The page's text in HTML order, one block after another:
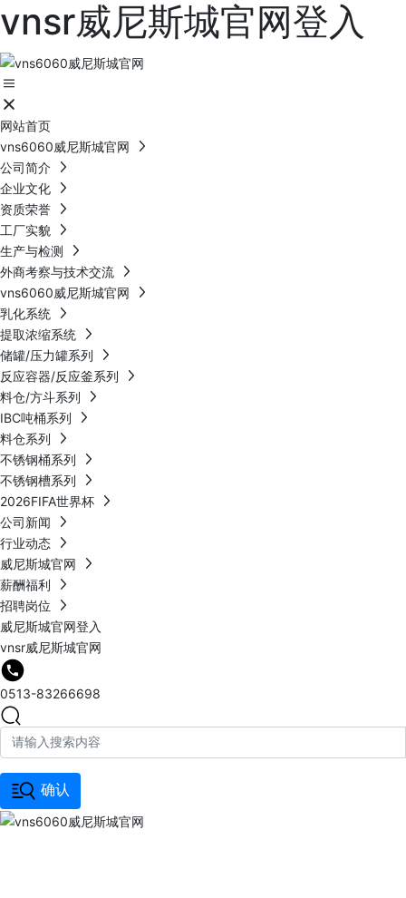
vnsr威尼斯城官网登入
网站首页
vns6060威尼斯城官网
公司简介
企业文化
资质荣誉
工厂实貌
生产与检测
外商考察与技术交流
vns6060威尼斯城官网
乳化系统
提取浓缩系统
储罐/压力罐系列
反应容器/反应釜系列
料仓/方斗系列
IBC吨桶系列
料仓系列
不锈钢桶系列
不锈钢槽系列
2026FIFA世界杯
公司新闻
行业动态
威尼斯城官网
薪酬福利
招聘岗位
威尼斯城官网登入
vnsr威尼斯城官网
0513-83266698
确认